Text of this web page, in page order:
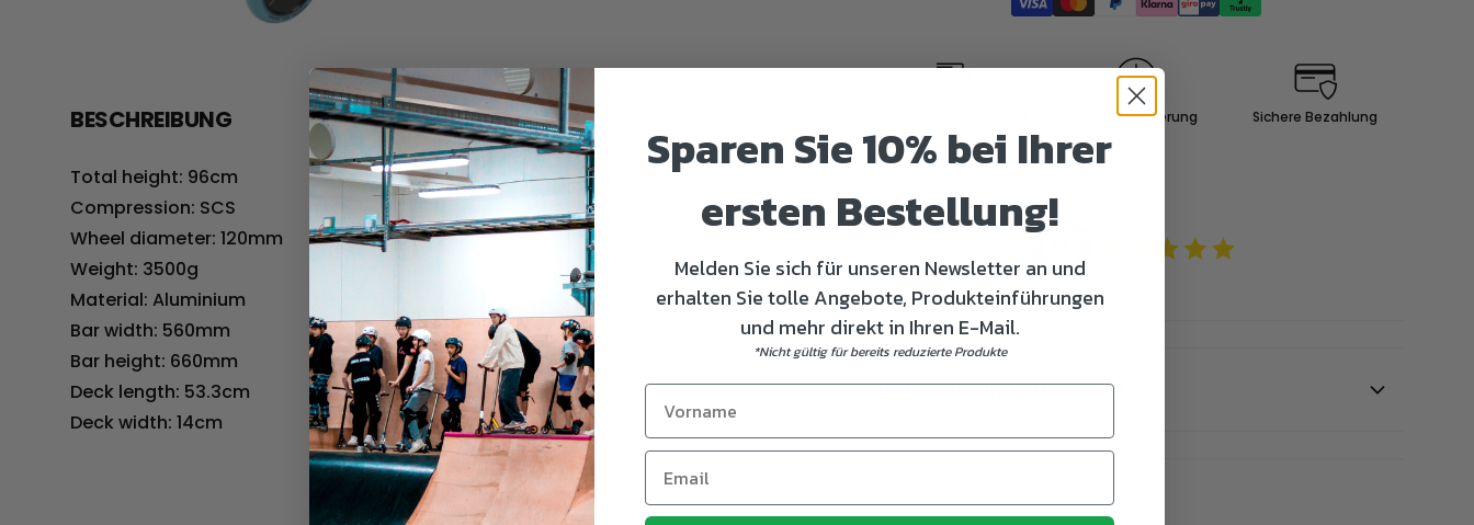
Schnelle Lieferung Sichere Bezahlung
LIEFERUNG UND RÜCKGABE
BESCHREIBUNG
Total height: 96cm
Compression: SCS
Wheel diameter: 120mm
Weight: 3500g
Material: Aluminium
Bar width: 560mm
Bar height: 660mm
Deck length: 53.3cm
Deck width: 14cm
Sparen Sie 10% bei Ihrer
ersten Bestellung!
Melden Sie sich für unseren Newsletter an und
erhalten Sie tolle Angebote, Produkteinführungen
und mehr direkt in Ihren E-Mail.
*Nicht gültig für bereits reduzierte Produkte
name